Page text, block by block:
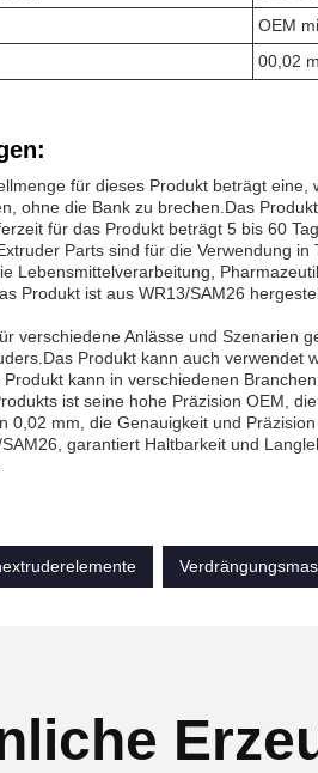
OEM
00,02
für dieses Produkt beträgt
ohne die Bank zu brechen.Das
für das Produkt beträgt 5 bis 60
Parts sind für die Verwendung
Lebensmittelverarbeitung,
Produkt ist aus WR13/SAM26
verschiedene Anlässe und Szenarien
Produkt kann auch verwendet
kann in verschiedenen
ist seine hohe Präzision OEM,
0,02 mm, die Genauigkeit und
garantiert Haltbarkeit und